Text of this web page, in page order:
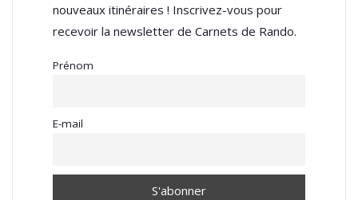
nouveaux itinéraires ! Inscrivez-vous pour
recevoir la newsletter de Carnets de Rando.
Prénom
E-mail